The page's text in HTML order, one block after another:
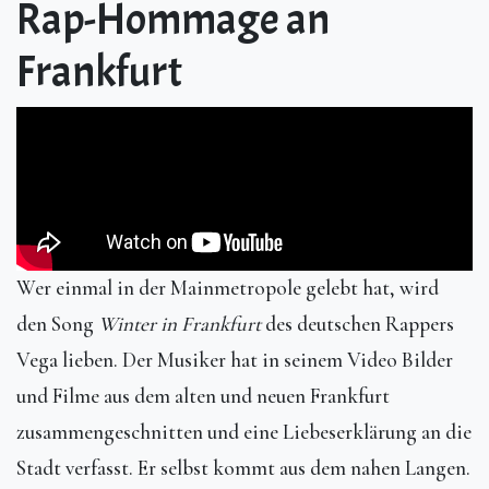
Rap-Hommage an
Frankfurt
Wer einmal in der Mainmetropole gelebt hat, wird
den Song Winter in Frankfurtdes deutschen Rappers
Vega lieben. Der Musiker hat in seinem Video Bilder
und Filme aus dem alten und neuen Frankfurt
zusammengeschnitten und eine Liebeserklärung an die
Stadt verfasst. Er selbst kommt aus dem nahen Langen.